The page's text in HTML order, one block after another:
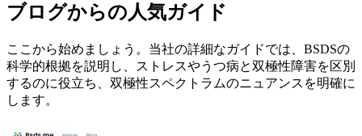
ブログからの人気ガイド
ここから始めましょう。当社の詳細なガイドでは、BSDSの
科学的根拠を説明し、ストレスやうつ病と双極性障害を区別
するのに役立ち、双極性スペクトラムのニュアンスを明確に
します。